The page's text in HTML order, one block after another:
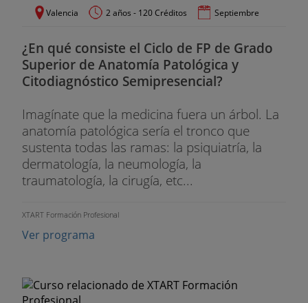
Valencia 2 años - 120 Créditos Septiembre
¿En qué consiste el Ciclo de FP de Grado
Superior de Anatomía Patológica y
Citodiagnóstico Semipresencial?
Imagínate que la medicina fuera un árbol. La
anatomía patológica sería el tronco que
sustenta todas las ramas: la psiquiatría, la
dermatología, la neumología, la
traumatología, la cirugía, etc...
XTART Formación Profesional
Ver programa